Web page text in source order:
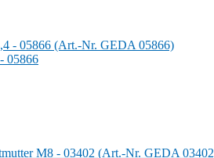
05866